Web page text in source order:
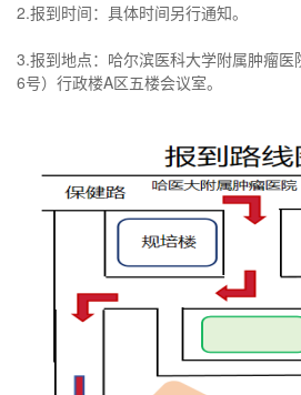
2.报到时间：具体时间另行通知。
3.报到地点：哈尔滨医科大学附属肿瘤
6号）行政楼A区五楼会议室。